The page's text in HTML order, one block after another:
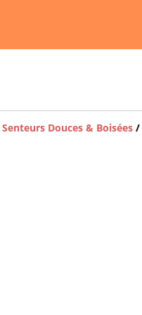
Senteurs Douces & Boisées /